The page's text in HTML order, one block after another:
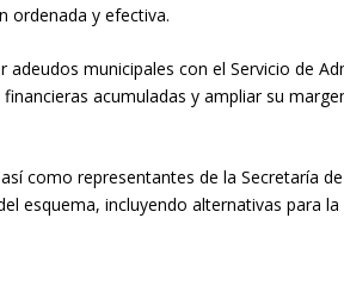
ordenada y efectiva.
municipales con el Servicio de
acumuladas y ampliar su
como representantes de la Secretaría
esquema, incluyendo alternativas para